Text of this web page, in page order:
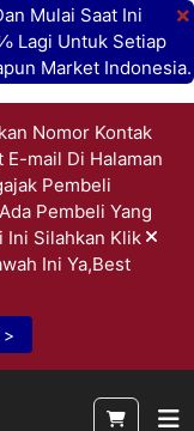
×
Mulai Saat Ini
Lagi Untuk Setiap
Market Indonesia.
Nomor Kontak
E-mail Di Halaman
Pembeli
Pembeli Yang
Ini Silahkan Klik
Ini Ya,Best
>